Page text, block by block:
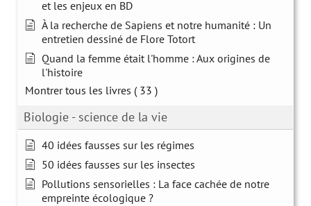
et les enjeux en BD
À la recherche de Sapiens et notre humanité : Un
entretien dessiné de Flore Totort
Quand la femme était l'homme : Aux origines de
l'histoire
Montrer tous les livres ( 33 )
Biologie - science de la vie
40 idées fausses sur les régimes
50 idées fausses sur les insectes
Pollutions sensorielles : La face cachée de notre
empreinte écologique ?